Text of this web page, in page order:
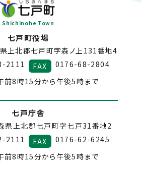
Shichinohe Town
七戸町役場
上北郡七戸町字森ノ上131番地4
2111 FAX
0176-68-2804
前8時15分から午後5時まで
七戸庁舎
県上北郡七戸町字七戸31番地2
2111 FAX
0176-62-6245
前8時15分から午後5時まで